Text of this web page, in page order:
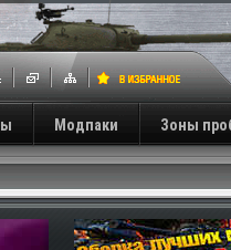
Модпаки Зоны